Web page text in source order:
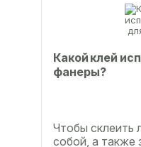
Какой клей
фанеры?
Чтобы
собой, а также